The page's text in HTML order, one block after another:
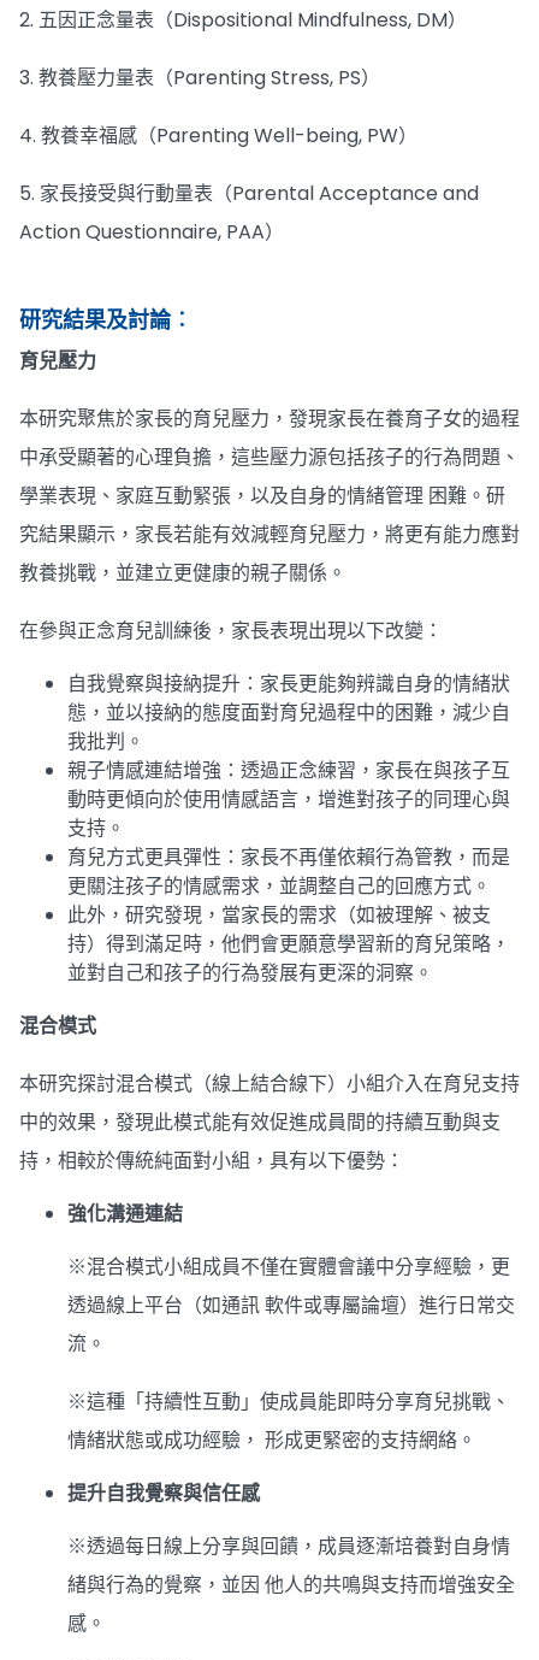
2. 五因正念量表（Dispositional Mindfulness, DM）
3. 教養壓力量表（Parenting Stress, PS）
4. 教養幸福感（Parenting Well-being, PW）
5. 家長接受與行動量表（Parental Acceptance and
Action Questionnaire, PAA）
研究結果及討論︰
育兒壓力
本研究聚焦於家長的育兒壓力，發現家長在養育子女的過程
中承受顯著的心理負擔，這些壓力源包括孩子的行為問題、
學業表現、家庭互動緊張，以及自身的情緒管理 困難。研
究結果顯示，家長若能有效減輕育兒壓力，將更有能力應對
教養挑戰，並建立更健康的親子關係。
在參與正念育兒訓練後，家長表現出現以下改變：
自我覺察與接納提升：家長更能夠辨識自身的情緒狀
態，並以接納的態度面對育兒過程中的困難，減少自
我批判。
親子情感連結增強：透過正念練習，家長在與孩子互
動時更傾向於使用情感語言，增進對孩子的同理心與
支持。
育兒方式更具彈性：家長不再僅依賴行為管教，而是
更關注孩子的情感需求，並調整自己的回應方式。
此外，研究發現，當家長的需求（如被理解、被支
持）得到滿足時，他們會更願意學習新的育兒策略，
並對自己和孩子的行為發展有更深的洞察。
混合模式
本研究探討混合模式（線上結合線下）小組介入在育兒支持
中的效果，發現此模式能有效促進成員間的持續互動與支
持，相較於傳統純面對小組，具有以下優勢：
強化溝通連結
※混合模式小組成員不僅在實體會議中分享經驗，更
透過線上平台（如通訊 軟件或專屬論壇）進行日常交
流。
※這種「持續性互動」使成員能即時分享育兒挑戰、
情緒狀態或成功經驗， 形成更緊密的支持網絡。
提升自我覺察與信任感
※透過每日線上分享與回饋，成員逐漸培養對自身情
緒與行為的覺察，並因 他人的共鳴與支持而增強安全
感。